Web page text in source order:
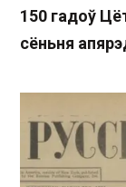
150 гадоў
сёньня